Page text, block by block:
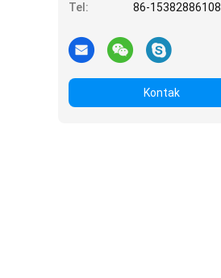
Tel:
86-15382886108
Kontak